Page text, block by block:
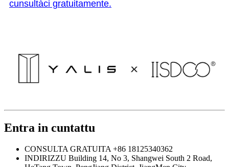
cunsultàci gratuitamente.
Entra in cuntattu
CONSULTA GRATUITA +86 18125340362
INDIRIZZU Building 14, No 3, Shangwei South 2 Road,